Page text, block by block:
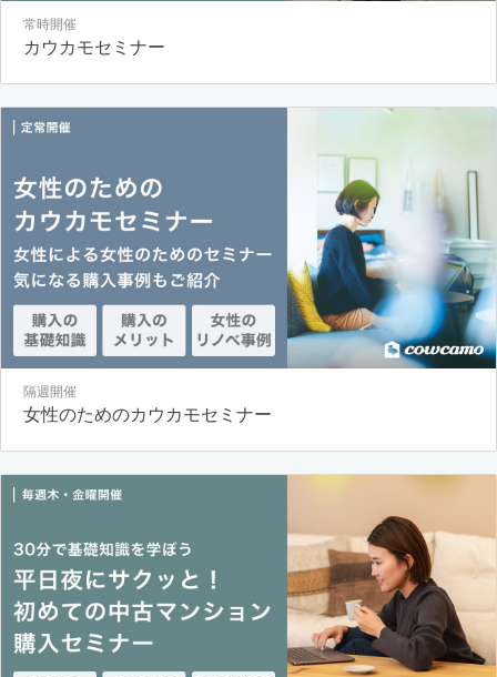
常時開催
カウカモセミナー
隔週開催
女性のためのカウカモセミナー